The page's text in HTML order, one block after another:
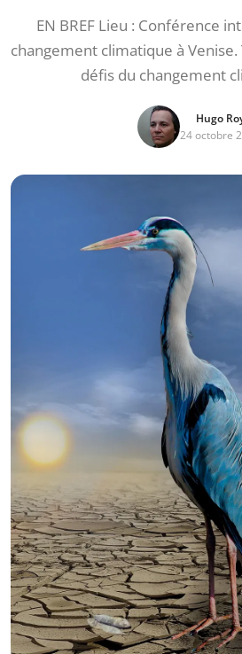
EN BREF Lieu : Conférence
changement climatique à
défis du changement
Hugo
24 octobre